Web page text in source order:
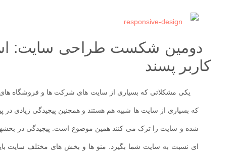
دومین شکست طراحی سایت:
کاربر پسند
یکی مشکلاتی که بسیاری از سایت های شرکت ها و فروشگاه های
که بسیاری از سایت ها شبیه هم هستند و همچنین پیچیدگی زیادی در
شده و سایت را ترک می کنند همین موضوع است. پیچیدگی در
ای نسبت به سایت شما بگیرد. منو ها و بخش های مختلف سایت